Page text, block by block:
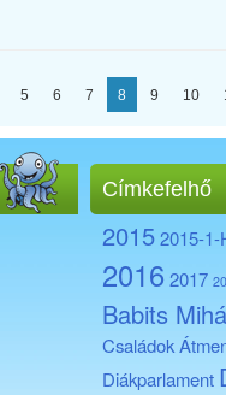
5 6 7 8 9 10
Címkefelhő
20152015-1-
2016 2017
Babits
Családok
Diákparlament